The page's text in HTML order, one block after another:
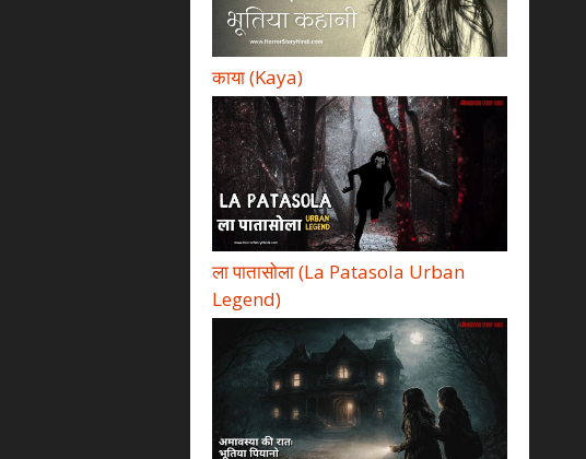
काया (Kaya)
ला पातासोला (La Patasola Urban
Legend)